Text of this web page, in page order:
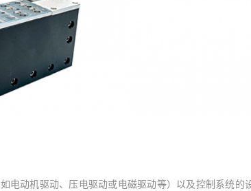
电动机驱动、压电驱动或电磁驱动等）以及控制系统的